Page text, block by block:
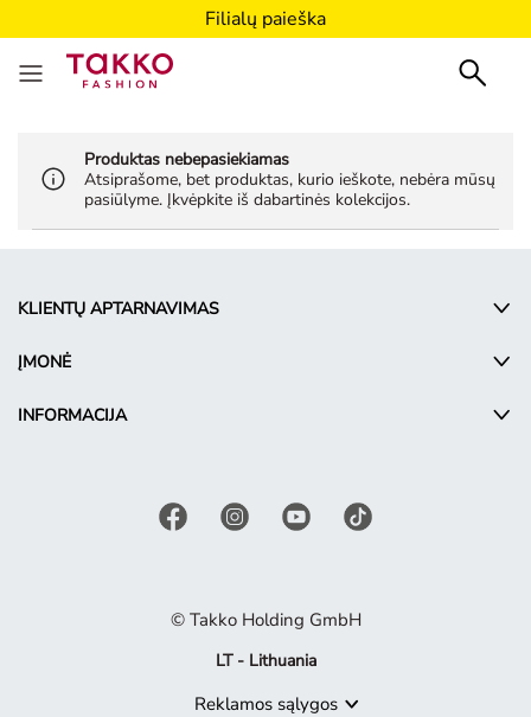
Filialų paieška
Produktas nebepasiekiamas
Atsiprašome, bet produktas, kurio ieškote, nebėra mūsų
pasiūlyme. Įkvėpkite iš dabartinės kolekcijos.
KLIENTŲ APTARNAVIMAS
ĮMONĖ
INFORMACIJA
© Takko Holding GmbH
LT - Lithuania
Reklamos sąlygos